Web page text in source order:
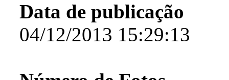
Data de publicação
04/12/2013 15:29:13